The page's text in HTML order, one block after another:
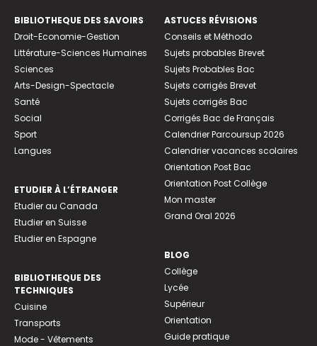
BIBLIOTHEQUE DES SAVOIRS
Droit-Economie-Gestion
Littérature-Sciences Humaines
Sciences
Arts-Design-Spectacle
Santé
Social
Sport
Langues
ETUDIER À L’ÉTRANGER
Etudier au Canada
Etudier en Suisse
Etudier en Espagne
BIBLIOTHEQUE DES
TECHNIQUES
Cuisine
Transports
Mode - Vêtements
ASTUCES RÉVISIONS
Conseils et Méthodo
Sujets probables Brevet
Sujets Probables Bac
Sujets corrigés Brevet
Sujets corrigés Bac
Corrigés Bac de Français
Calendrier Parcoursup 2026
Calendrier vacances scolaires
Orientation Post Bac
Orientation Post Collège
Mon master
Grand Oral 2026
BLOG
Collège
Lycée
Supérieur
Orientation
Guide pratique